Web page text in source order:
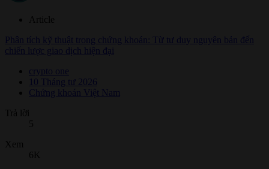
Article
Phân tích kỹ thuật trong chứng khoán: Từ tư duy nguyên bản đến
chiến lược giao dịch hiện đại
crypto one
10 Tháng tư 2026
Chứng khoán Việt Nam
Trả lời
5
Xem
6K